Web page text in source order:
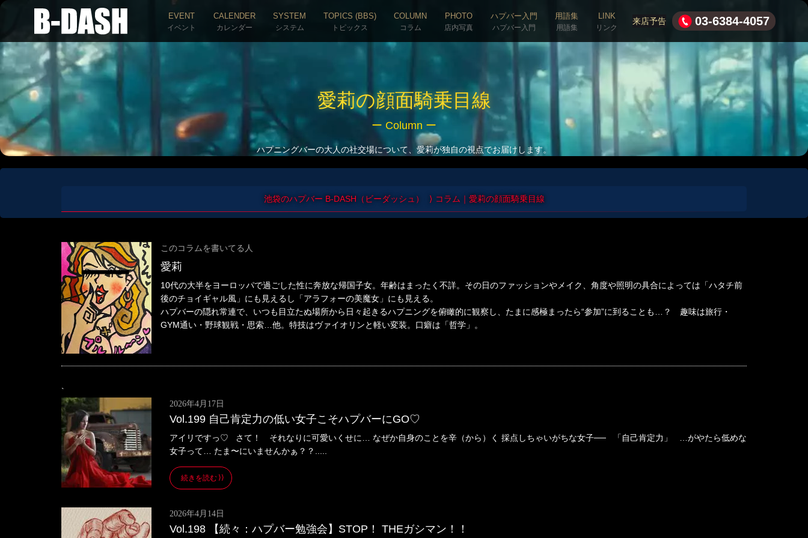
EVENT
イベント
CALENDER
カレンダー
SYSTEM
システム
TOPICS (BBS)
トピックス
COLUMN
コラム
PHOTO
店内写真
ハプバー入門
ハプバー入門
用語集
用語集
LINK
リンク
来店予告 03-6384-4057
愛莉の顔面騎乗目線
ー Column ー
ハプニングバーの大人の社交場について、愛莉が独自の視点でお届けします。
池袋のハプバー B-DASH（ビーダッシュ） コラム｜愛莉の顔面騎乗目線
このコラムを書いてる人
愛莉
10代の大半をヨーロッパで過ごした性に奔放な帰国子女。年齢はまったく不詳。その日のファッションやメイク、角度や照明の具合によっては「ハタチ前
後のチョイギャル風」にも見えるし「アラフォーの美魔女」にも見える。
ハプバーの隠れ常連で、いつも目立たぬ場所から日々起きるハプニングを俯瞰的に観察し、たまに感極まったら“参加”に到ることも…？ 趣味は旅行・
GYM通い・野球観戦・思索…他。特技はヴァイオリンと軽い変装。口癖は「哲学」。
`
2026年4月17日
Vol.199 自己肯定力の低い女子こそハプバーにGO♡
アイリですっ♡ さて！ それなりに可愛いくせに… なぜか自身のことを辛（から）く 採点しちゃいがちな女子── 「自己肯定力」 …がやたら低めな
女子って… たま〜にいませんかぁ？？.....
続きを読む
2026年4月14日
Vol.198 【続々：ハプバー勉強会】STOP！ THEガシマン！！